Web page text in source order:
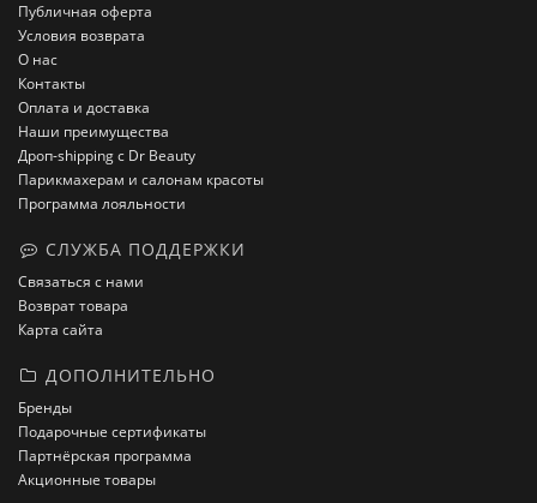
Публичная оферта
Условия возврата
О нас
Контакты
Оплата и доставка
Наши преимущества
Дроп-shipping с Dr Beauty
Парикмахерам и салонам красоты
Программа лояльности
СЛУЖБА ПОДДЕРЖКИ
Связаться с нами
Возврат товара
Карта сайта
ДОПОЛНИТЕЛЬНО
Бренды
Подарочные сертификаты
Партнёрская программа
Акционные товары